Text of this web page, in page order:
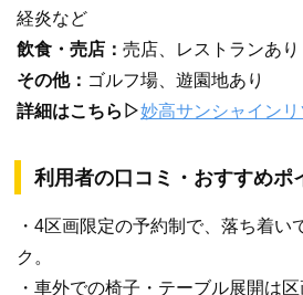
経炎など
飲食・売店： 売店、レストランあり
その他： ゴルフ場、遊園地あり
詳細はこちら▷妙高サンシャインリ
利用者の口コミ・おすすめポ
・4区画限定の予約制で、落ち着い
ク。
・車外での椅子・テーブル展開は区